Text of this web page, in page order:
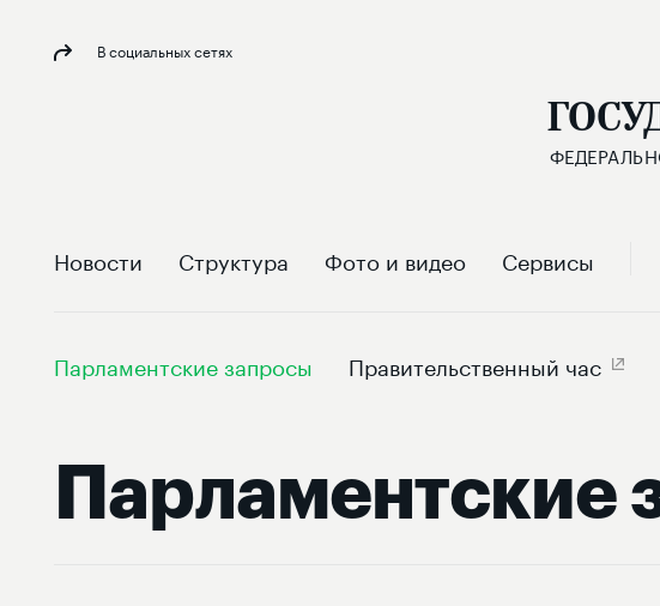
В социальных сетях
Новости Структура Фото и видео Сервисы
Парламентские запросы Правительственный час
Парламентские